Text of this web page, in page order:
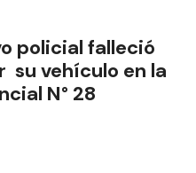
policial falleció
su vehículo en la
N° 28